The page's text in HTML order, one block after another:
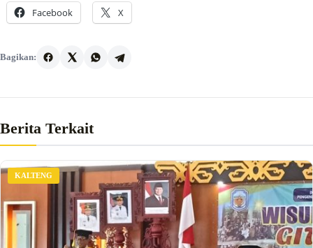
Facebook X
Bagikan:
Berita Terkait
KALTENG